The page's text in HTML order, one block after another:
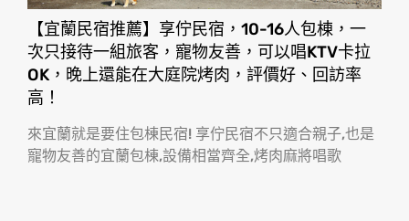
【宜蘭民宿推薦】享佇民宿，10-16人包棟，一
次只接待一組旅客，寵物友善，可以唱KTV卡拉
OK，晚上還能在大庭院烤肉，評價好、回訪率
高！
來宜蘭就是要住包棟民宿! 享佇民宿不只適合親子,也是
寵物友善的宜蘭包棟,設備相當齊全,烤肉麻將唱歌